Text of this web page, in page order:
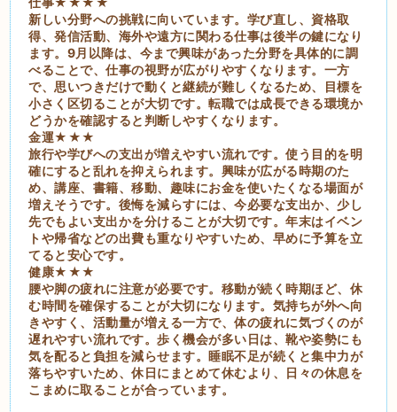
新しい分野への挑戦に向いています。学び直し、資格取
得、発信活動、海外や遠方に関わる仕事は後半の鍵になり
ます。9月以降は、今まで興味があった分野を具体的に調
べることで、仕事の視野が広がりやすくなります。一方
で、思いつきだけで動くと継続が難しくなるため、目標を
小さく区切ることが大切です。転職では成長できる環境か
どうかを確認すると判断しやすくなります。
金運★★★
旅行や学びへの支出が増えやすい流れです。使う目的を明
確にすると乱れを抑えられます。興味が広がる時期のた
め、講座、書籍、移動、趣味にお金を使いたくなる場面が
増えそうです。後悔を減らすには、今必要な支出か、少し
先でもよい支出かを分けることが大切です。年末はイベン
トや帰省などの出費も重なりやすいため、早めに予算を立
てると安心です。
健康★★★
腰や脚の疲れに注意が必要です。移動が続く時期ほど、休
む時間を確保することが大切になります。気持ちが外へ向
きやすく、活動量が増える一方で、体の疲れに気づくのが
遅れやすい流れです。歩く機会が多い日は、靴や姿勢にも
気を配ると負担を減らせます。睡眠不足が続くと集中力が
落ちやすいため、休日にまとめて休むより、日々の休息を
こまめに取ることが合っています。